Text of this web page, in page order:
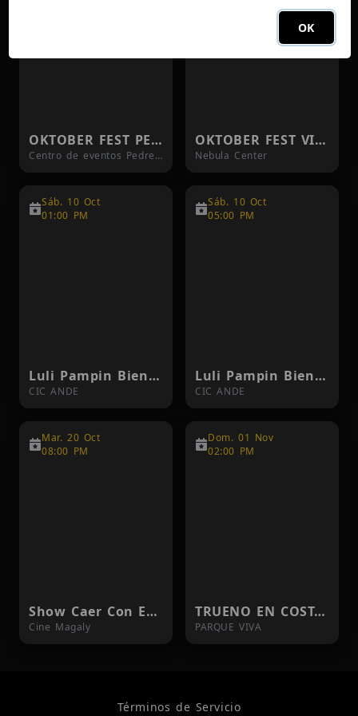
OKTOBER FEST PEDREGAL 04/10
Centro de eventos Pedregal
OKTOBER FEST VILLAGE
Nebula Center
Sáb. 10 Oct
01:00 PM
Luli Pampin Bienvenidos, Juntos Otra Vez 1PM
CIC ANDE
Sáb. 10 Oct
05:00 PM
Luli Pampin Bienvenidos, Juntos Otra Vez 5PM
CIC ANDE
Mar. 20 Oct
08:00 PM
Show Caer Con Estilo
Cine Magaly
Dom. 01 Nov
02:00 PM
TRUENO EN COSTA RICA
PARQUE VIVA
Términos de Servicio
OK